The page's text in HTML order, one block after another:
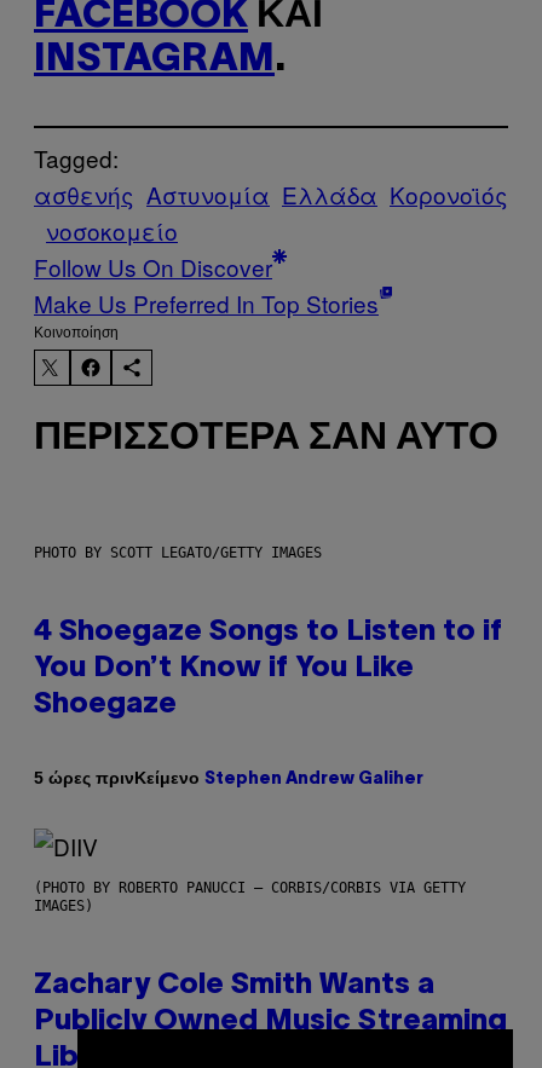
FACEBOOK ΚΑΙ
INSTAGRAM .
Tagged:
ασθενής Αστυνομία Ελλάδα Κορονοϊός
νοσοκομείο
Follow Us On Discover
Make Us Preferred In Top Stories
Kοινοποίηση
ΠΕΡΙΣΣΌΤΕΡΑ ΣΑΝ ΑΥΤΌ
PHOTO BY SCOTT LEGATO/GETTY IMAGES
4 Shoegaze Songs to Listen to if
You Don’t Know if You Like
Shoegaze
5 ώρες πρινΚείμενο Stephen Andrew Galiher
(PHOTO BY ROBERTO PANUCCI – CORBIS/CORBIS VIA GETTY
IMAGES)
Zachary Cole Smith Wants a
Publicly Owned Music Streaming
Library Built on Spotify’s